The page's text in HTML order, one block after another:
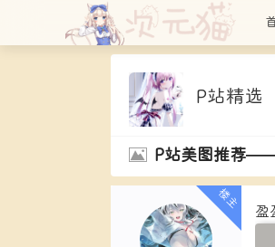
P站精选
P站美图推荐
盈